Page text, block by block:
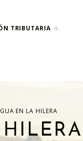
TRIBUTARIA
EN LA HILERA